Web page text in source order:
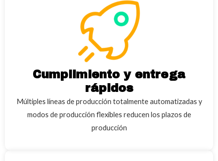
Cumplimiento y entrega
rápidos
Múltiples líneas de producción totalmente automatizadas y
modos de producción flexibles reducen los plazos de
producción